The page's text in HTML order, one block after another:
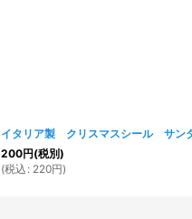
イタリア製 クリスマスシール サン
200円(税別)
(税込 : 220円)